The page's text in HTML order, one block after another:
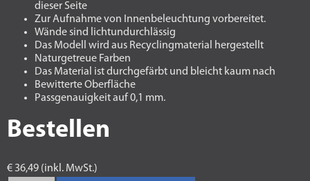
dieser Seite
Zur Aufnahme von Innenbeleuchtung vorbereitet.
Wände sind lichtundurchlässig
Das Modell wird aus Recyclingmaterial hergestellt
Naturgetreue Farben
Das Material ist durchgefärbt und bleicht kaum nach
Bewitterte Oberfläche
Passgenauigkeit auf 0,1 mm.
Bestellen
€ 36,49 (inkl. MwSt.)